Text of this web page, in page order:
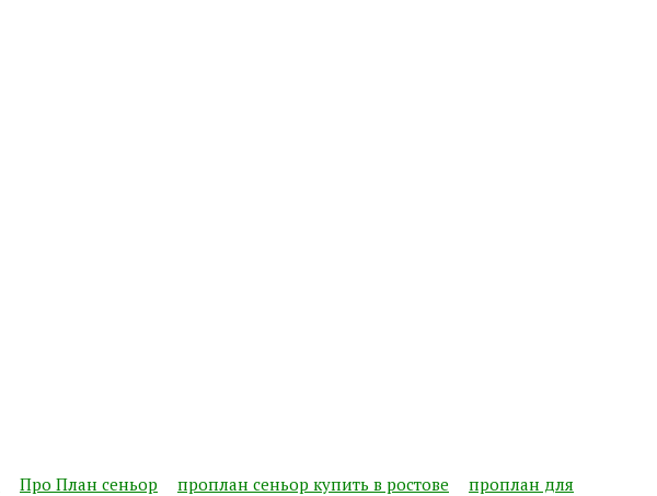
Про План сеньор проплан сеньор купить в ростове
проплан для